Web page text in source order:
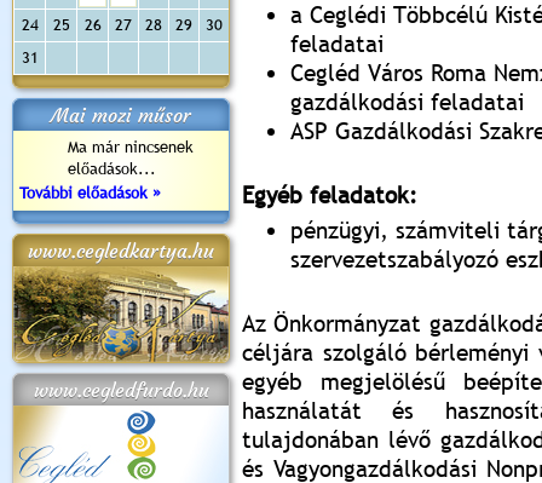
24
25 26 27 28 29
30
31
Mai mozi műsor
Ma már nincsenek
előadások...
További előadások »
www.cegledkartya.hu
www.cegledfurdo.hu
a Ceglédi Többcélú
feladatai
Cegléd Város Roma
gazdálkodási feladatai
ASP Gazdálkodási
Egyéb feladatok:
pénzügyi, számviteli
szervezetszabályozó
Az Önkormányzat
céljára szolgáló bérleményi
egyéb megjelölésű
használatát és
tulajdonában lévő
és Vagyongazdálkodási